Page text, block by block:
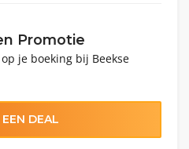
Promotie
je boeking bij Beekse
EEN DEAL